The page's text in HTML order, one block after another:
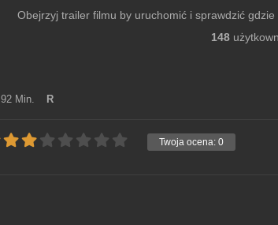
Obejrzyj trailer filmu by uruchomić i sprawdzić
148
92 Min. R
Twoja ocena: 0